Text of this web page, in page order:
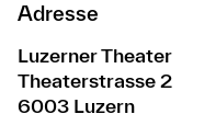
Adresse
Luzerner Theater
Theaterstrasse 2
6003 Luzern